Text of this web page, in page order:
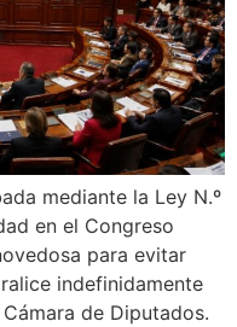
mediante la Ley N.º
en el Congreso
para evitar
indefinidamente
de Diputados.